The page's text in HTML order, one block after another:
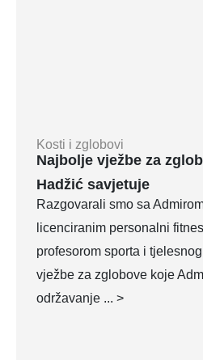
Kosti i zglobovi
Najbolje vježbe za
Hadžić savjetuje
Razgovarali smo sa
licenciranim personalni
profesorom sporta i
vježbe za zglobove koje
održavanje ... >